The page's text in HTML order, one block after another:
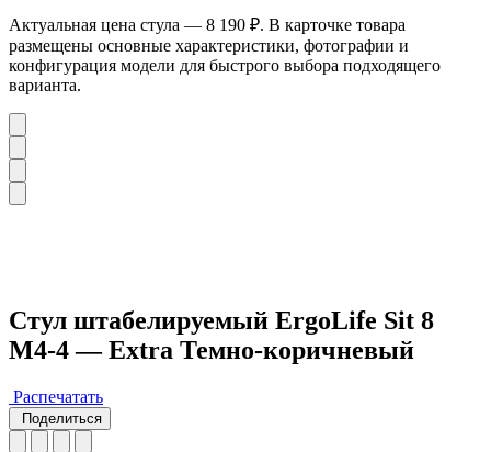
Актуальная цена стула — 8 190 ₽. В карточке товара
размещены основные характеристики, фотографии и
конфигурация модели для быстрого выбора подходящего
варианта.
Стул штабелируемый ErgoLife Sit 8
M4-4 — Extra Темно-коричневый
Распечатать
Поделиться